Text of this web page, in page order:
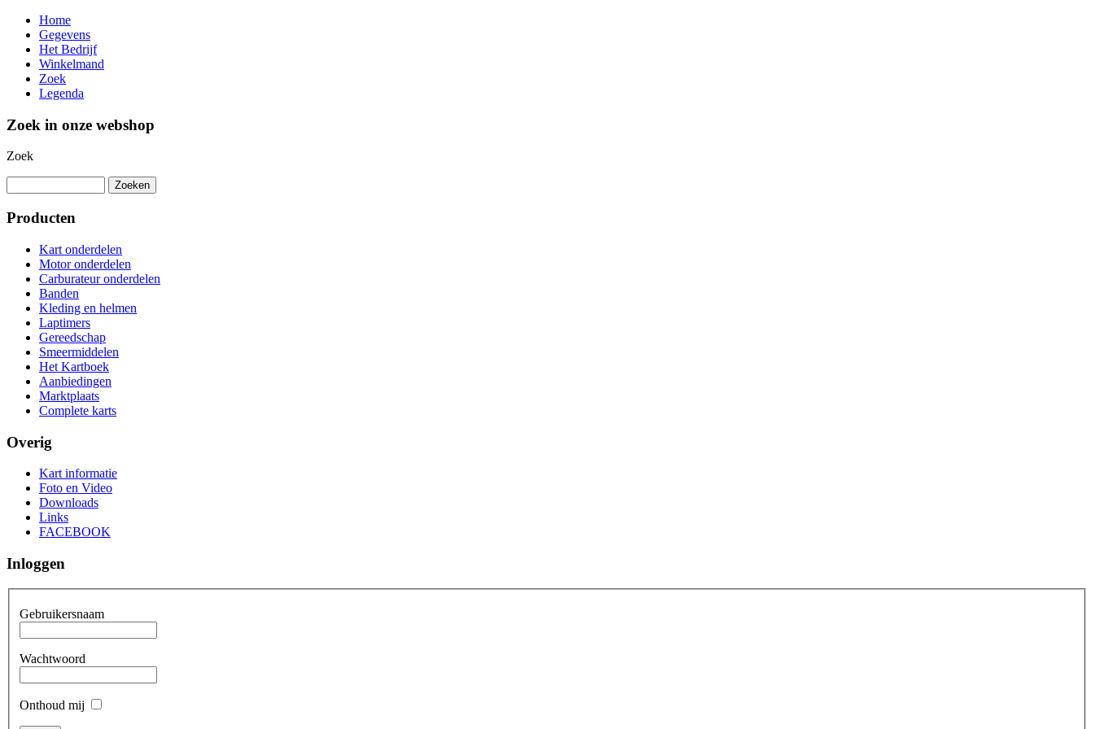
Home
Gegevens
Het Bedrijf
Winkelmand
Zoek
Legenda
Zoek in onze webshop
Zoek
Producten
Kart onderdelen
Motor onderdelen
Carburateur onderdelen
Banden
Kleding en helmen
Laptimers
Gereedschap
Smeermiddelen
Het Kartboek
Aanbiedingen
Marktplaats
Complete karts
Overig
Kart informatie
Foto en Video
Downloads
Links
FACEBOOK
Inloggen
Gebruikersnaam
Wachtwoord
Onthoud mij